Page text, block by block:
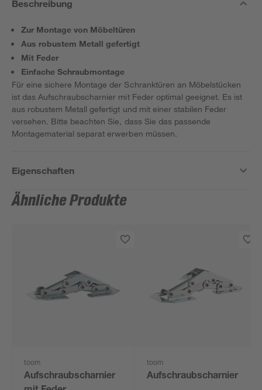
Beschreibung
Zur Montage von Möbeltüren
Aus robustem Metall gefertigt
Mit Feder
Einfache Schraubmontage
Für eine sichere Montage der Schranktüren an Möbelstücken
ist das Aufschraubscharnier mit Feder optimal geeignet. Es ist
aus robustem Metall gefertigt und mit einer stabilen Feder
versehen. Bitte beachten Sie, dass Sie das passende
Montagematerial separat erwerben müssen.
Eigenschaften
Ähnliche Produkte
toom
Aufschraubscharnier
toom
Aufschraubscharnier